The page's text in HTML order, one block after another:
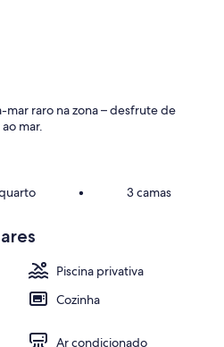
mar raro na zona – desfrute de
mar.
• 3 camas
Piscina privativa
Cozinha
Ar condicionado